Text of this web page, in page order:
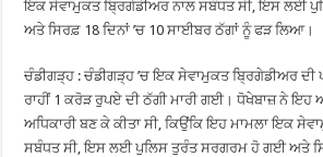
ਇਕ ਸੇਵਾਮੁਕਤ ਬ੍ਰਿਗੇਡੀਅਰ ਨਾਲ ਸਬੰਧਤ ਸੀ, ਇਸ ਲਈ
ਅਤੇ ਸਿਰਫ਼ 18 ਦਿਨਾਂ ’ਚ 10 ਸਾਈਬਰ ਠੱਗਾਂ ਨੂੰ ਫੜ ਲਿਆ।
ਚੰਡੀਗੜ੍ਹ : ਚੰਡੀਗੜ੍ਹ ’ਚ ਇਕ ਸੇਵਾਮੁਕਤ ਬ੍ਰਿਗੇਡੀਅਰ ਦੀ
ਰਾਹੀਂ 1 ਕਰੋੜ ਰੁਪਏ ਦੀ ਠੱਗੀ ਮਾਰੀ ਗਈ। ਧੋਖੇਬਾਜ਼ ਨੇ
ਅਧਿਕਾਰੀ ਬਣ ਕੇ ਕੀਤਾ ਸੀ, ਕਿਉਂਕਿ ਇਹ ਮਾਮਲਾ ਇਕ
ਸਬੰਧਤ ਸੀ, ਇਸ ਲਈ ਪੁਲਿਸ ਤੁਰੰਤ ਸਰਗਰਮ ਹੋ ਗਈ ਅਤੇ